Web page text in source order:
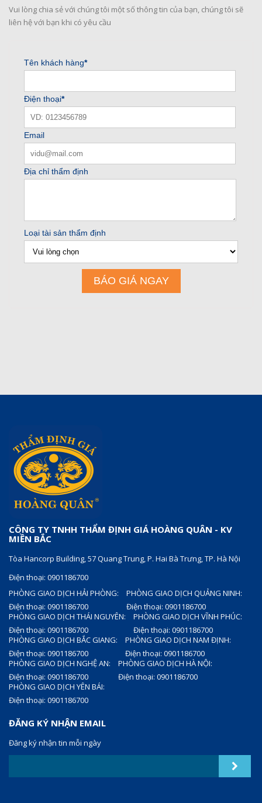
Vui lòng chia sẻ với chúng tôi một số thông tin của bạn, chúng tôi sẽ
liên hệ với bạn khi có yêu cầu
CÔNG TY TNHH THẨM ĐỊNH GIÁ HOÀNG QUÂN - KV
MIỀN BẮC
Tòa Hancorp Building, 57 Quang Trung, P. Hai Bà Trưng, TP. Hà Nội
Điện thoại: 0901186700
PHÒNG GIAO DỊCH HẢI PHÒNG:
Điện thoại: 0901186700
PHÒNG GIAO DỊCH QUẢNG NINH:
Điện thoại: 0901186700
PHÒNG GIAO DỊCH THÁI NGUYÊN:
Điện thoại: 0901186700
PHÒNG GIAO DỊCH VĨNH PHÚC:
Điện thoại: 0901186700
PHÒNG GIAO DỊCH BẮC GIANG:
Điện thoại: 0901186700
PHÒNG GIAO DỊCH NAM ĐỊNH:
Điện thoại: 0901186700
PHÒNG GIAO DỊCH NGHỆ AN:
Điện thoại: 0901186700
PHÒNG GIAO DỊCH HÀ NỘI:
Điện thoại: 0901186700
PHÒNG GIAO DỊCH YÊN BÁI:
Điện thoại: 0901186700
ĐĂNG KÝ NHẬN EMAIL
Đăng ký nhận tin mỗi ngày